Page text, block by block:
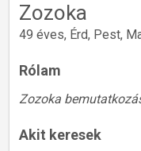
Zozoka
49 éves, Érd, Pest,
Rólam
Zozoka
Akit keresek